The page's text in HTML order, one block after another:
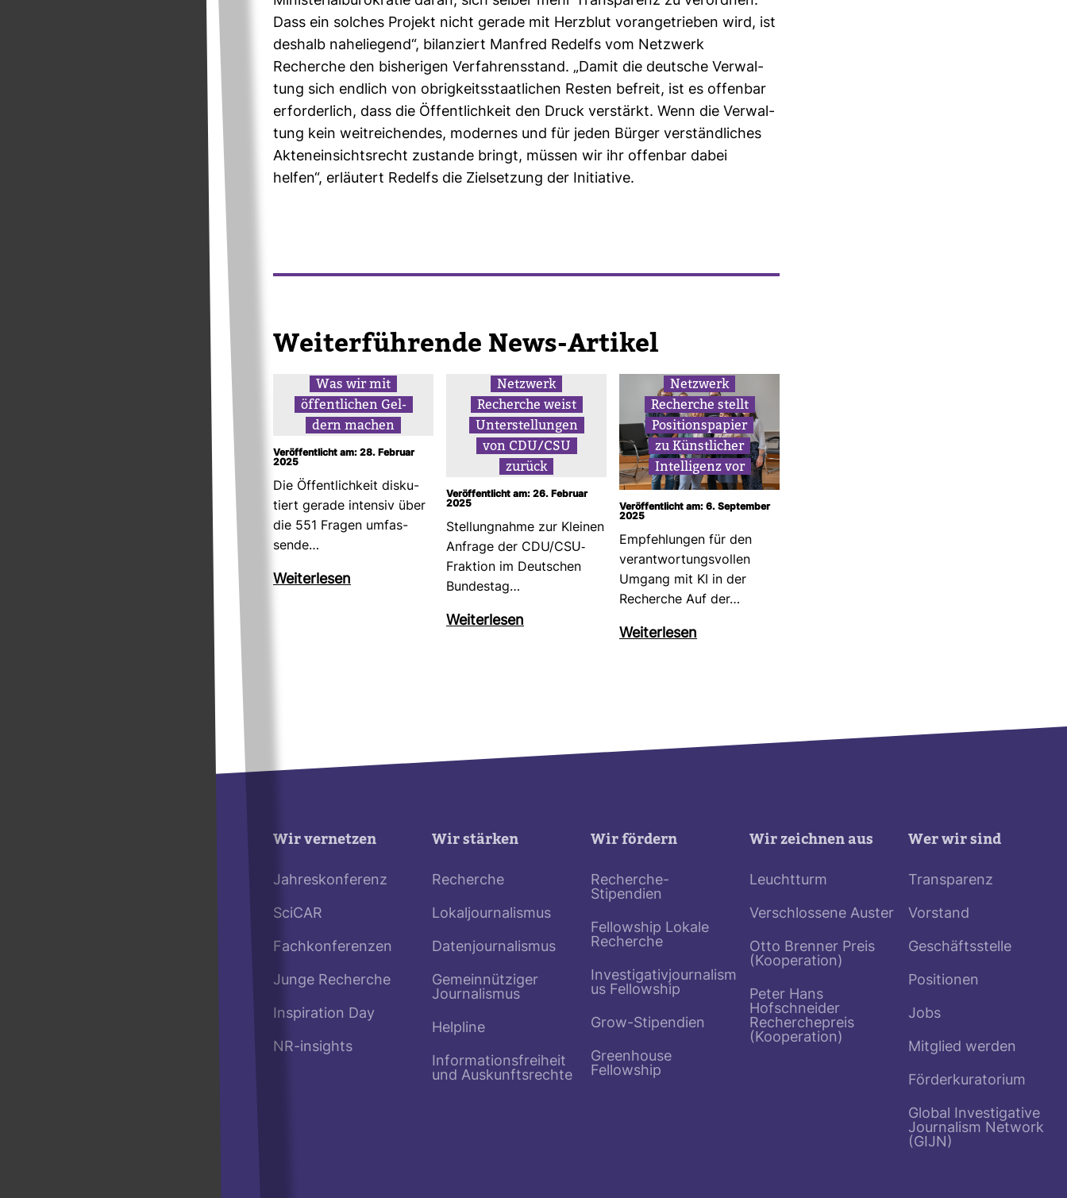
Dass ein sol­ches Pro­jekt nicht gerade mit Herz­blut vor­an­ge­trieben wird, ist
des­halb nahe­lie­gend“, bilan­ziert Man­fred Redelfs vom Netz­werk
Recherche den bis­he­rigen Ver­fah­rens­stand. „Damit die deut­sche Ver­wal­
tung sich end­lich von obrig­keits­staat­li­chen Resten befreit, ist es offenbar
erfor­der­lich, dass die Öffent­lich­keit den Druck ver­stärkt. Wenn die Ver­wal­
tung kein weit­rei­chendes, modernes und für jeden Bürger ver­ständ­li­ches
Akten­ein­sichts­recht zustande bringt, müssen wir ihr offenbar dabei
helfen“, erläu­tert Redelfs die Ziel­set­zung der Initia­tive.
Wei­ter­füh­rende News-​Artikel
Was wir mit
öffent­li­chen Gel­
dern machen
Veröffentlicht am: 28. Februar
2025
Die Öffent­lich­keit dis­ku­
tiert gerade intensiv über
die 551 Fragen umfas­
sende…
Wei­ter­lesen
Netz­werk
Recherche weist
Unter­stel­lungen
von CDU/CSU
zurück
Veröffentlicht am: 26. Februar
2025
Stel­lung­nahme zur Kleinen
Anfrage der CDU/CSU-​
Frak­tion im Deut­schen
Bun­destag…
Wei­ter­lesen
Netz­werk
Recherche stellt
Posi­ti­ons­pa­pier
zu Künst­li­cher
Intel­li­genz vor
Veröffentlicht am: 6. September
2025
Emp­feh­lungen für den
ver­ant­wor­tungs­vollen
Umgang mit KI in der
Recherche Auf der…
Wei­ter­lesen
Wir vernetzen
Jahreskonferenz
SciCAR
Fachkonferenzen
Junge Recherche
Inspiration Day
NR-insights
Wir stärken
Recherche
Lokaljournalismus
Datenjournalismus
Gemeinnütziger
Journalismus
Helpline
Informationsfreiheit
und Auskunftsrechte
Wir fördern
Recherche-
Stipendien
Fellowship Lokale
Recherche
Investigativjournalism
us Fellowship
Grow-Stipendien
Greenhouse
Fellowship
Wir zeichnen aus
Leuchtturm
Verschlossene Auster
Otto Brenner Preis
(Kooperation)
Peter Hans
Hofschneider
Recherchepreis
(Kooperation)
Wer wir sind
Transparenz
Vorstand
Geschäftsstelle
Positionen
Jobs
Mitglied werden
Förderkuratorium
Global Investigative
Journalism Network
(GIJN)